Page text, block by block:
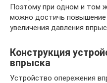
Поэтому при одном и том
можно достичь
увеличения давления
Конструкция
впрыска
Устройство опережения